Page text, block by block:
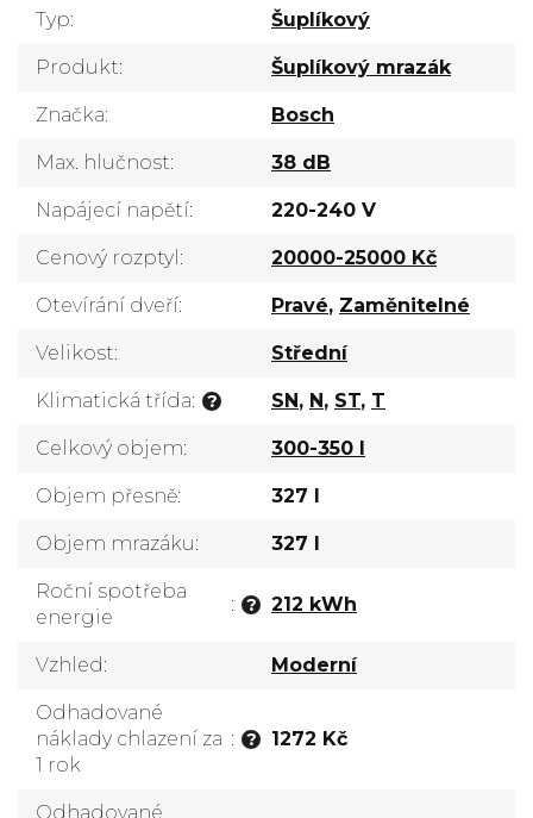
Typ: Šuplíkový
Produkt: Šuplíkový mrazák
Značka: Bosch
Max. hlučnost: 38 dB
Napájecí napětí: 220-240 V
Cenový rozptyl : 20000-25000 Kč
Otevírání dveří: Pravé, Zaměnitelné
Velikost: Střední
?
Klimatická třída: SN, N, ST, T
Celkový objem: 300-350 l
Objem přesně: 327 l
Objem mrazáku: 327 l
?
Roční spotřeba
energie
: 212 kWh
Vzhled: Moderní
?
Odhadované
náklady chlazení za
1 rok
: 1272 Kč
Odhadované